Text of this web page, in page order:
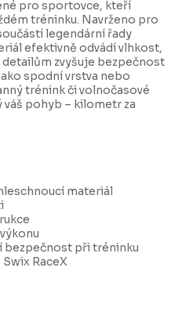
pro sportovce, kteří
tréninku. Navrženo pro
legendární řady
efektivně odvádí vlhkost,
zvyšuje bezpečnost
spodní vrstva nebo
trénink či volnočasové
pohyb – kilometr za
materiál
bezpečnost při tréninku
RaceX